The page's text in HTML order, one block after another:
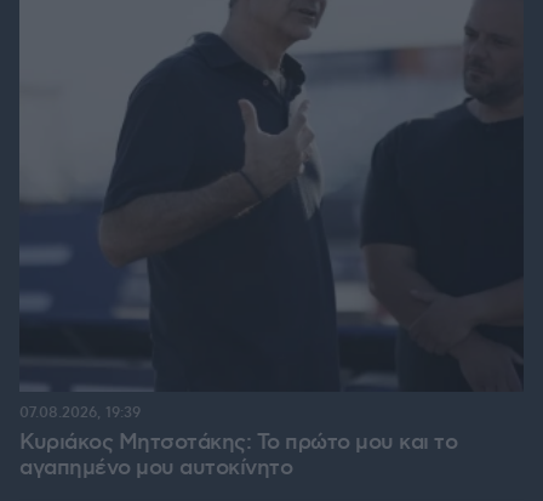
Κυριάκος Μητσοτάκης: Το πρώτο μου και το
αγαπημένο μου αυτοκίνητο
07.08.2026, 19:39